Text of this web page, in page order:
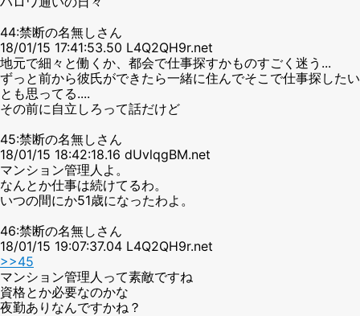
44:禁断の名無しさん
18/01/15 17:41:53.50 L4Q2QH9r.net
地元で細々と働くか、都会で仕事探すかものすごく迷う...
ずっと前から彼氏ができたら一緒に住んでそこで仕事探したい
とも思ってる....
その前に自立しろって話だけど
45:禁断の名無しさん
18/01/15 18:42:18.16 dUvlqgBM.net
マンション管理人よ。
なんとか仕事は続けてるわ。
いつの間にか51歳になったわよ。
46:禁断の名無しさん
18/01/15 19:07:37.04 L4Q2QH9r.net
>>45
マンション管理人って素敵ですね
資格とか必要なのかな
夜勤ありなんですかね？